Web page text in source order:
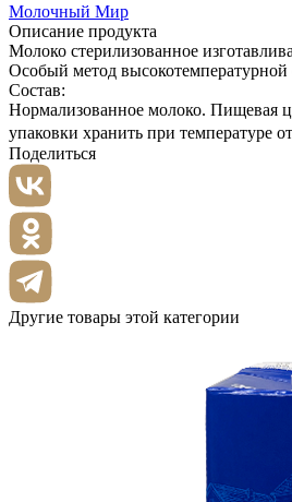
Молочный Мир
Описание продукта
Молоко стерилизованное
Особый метод высокотемпературной
Состав:
Нормализованное молоко. Пищевая
упаковки хранить при температуре
Поделиться
Другие товары этой категории